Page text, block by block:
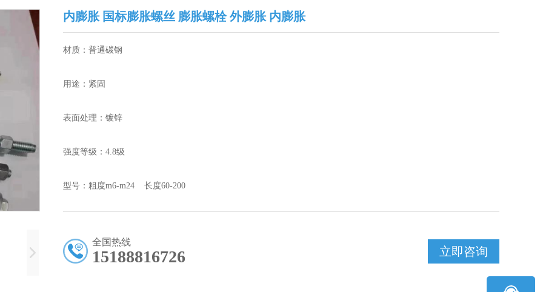
内膨胀 国标膨胀螺丝 膨胀螺栓 外膨胀 内膨胀
材质：普通碳钢
用途：紧固
表面处理：镀锌
强度等级：4.8级
型号：粗度m6-m24 长度60-200
立即咨询
全国热线
15188816726